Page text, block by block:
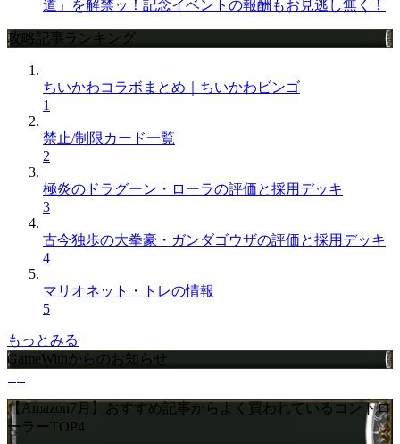
道」を解禁ッ！記念イベントの報酬もお見逃し無く！
攻略記事ランキング
ちいかわコラボまとめ｜ちいかわビンゴ
1
禁止/制限カード一覧
2
極炎のドラグーン・ローラの評価と採用デッキ
3
古今独歩の大拳豪・ガンダゴウザの評価と採用デッキ
4
マリオネット・トレの情報
5
もっとみる
GameWithからのお知らせ
【Amazon7月】おすすめ記事からよく買われているコントロ
ーラーTOP4